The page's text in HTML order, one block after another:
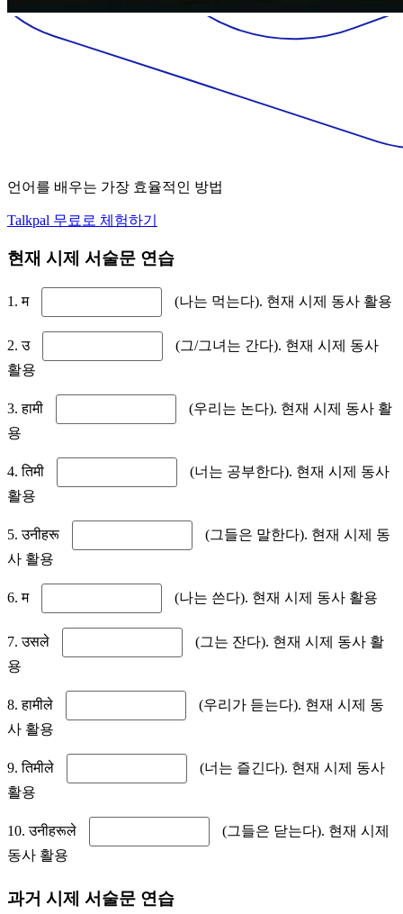
언어를 배우는 가장 효율적인 방법
Talkpal 무료로 체험하기
현재 시제 서술문 연습
1. म (나는 먹는다). 현재 시제 동사 활용
2. उ
(그/그녀는 간다). 현재 시제 동사
활용
3. हामी
(우리는 논다). 현재 시제 동사 활
용
4. तिमी
(너는 공부한다). 현재 시제 동사
활용
5. उनीहरू
(그들은 말한다). 현재 시제 동
사 활용
6. म (나는 쓴다). 현재 시제 동사 활용
7. उसले
(그는 잔다). 현재 시제 동사 활
용
8. हामीले
(우리가 듣는다). 현재 시제 동
사 활용
9. तिमीले
(너는 즐긴다). 현재 시제 동사
활용
10. उनीहरूले
(그들은 닫는다). 현재 시제
동사 활용
과거 시제 서술문 연습